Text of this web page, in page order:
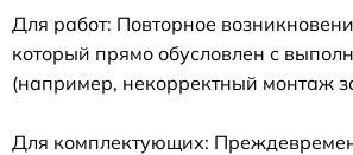
Для работ: Повторное
который прямо обусловлен с
(например, некорректный монтаж
Для комплектующих: